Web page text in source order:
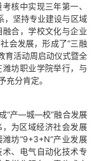
核中实现三年第一、
，坚持专业建设与区域
合，学校文化与企业
会发展，形成了“三融
育活动周启动仪式暨全
坊职业学院举行，与
充分肯定。
“产—城—校”融合发展
为区域经济社会发展
坊“9+3+N”产业发展
、电气自动化技术专